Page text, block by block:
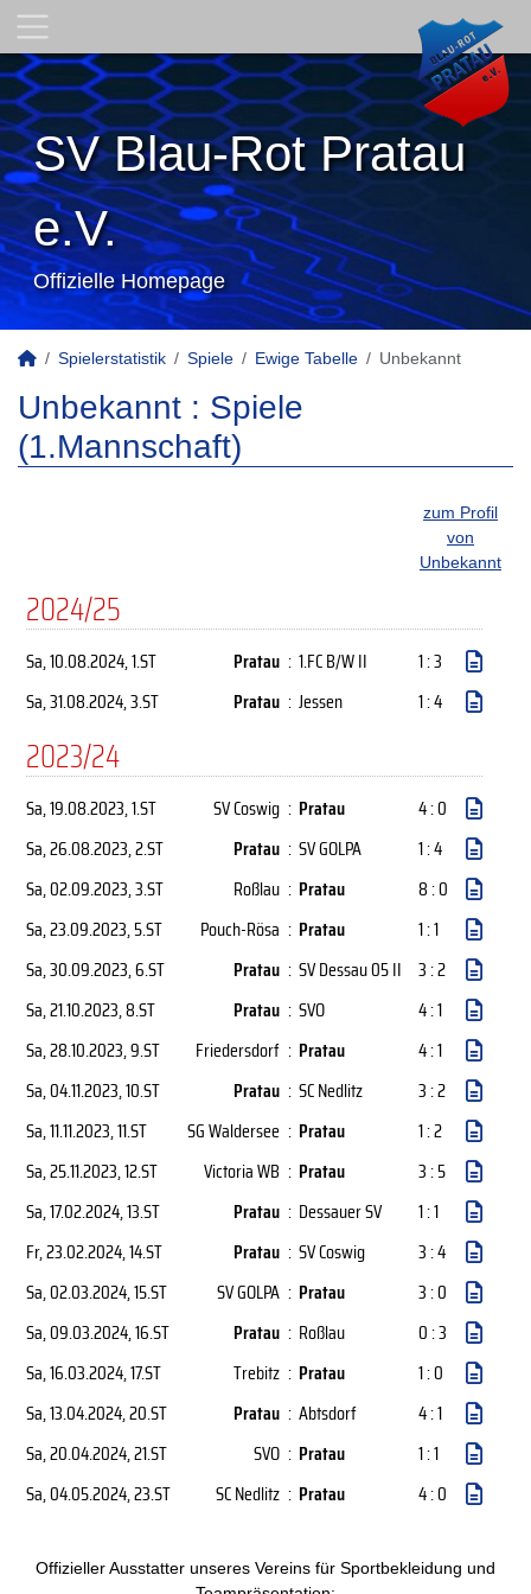
SV Blau-Rot Pratau
e.V.
Offizielle Homepage
Spielerstatistik Spiele Ewige Tabelle Unbekannt
Unbekannt : Spiele
(1.Mannschaft)
zum Profil
von
Unbekannt
2024/25
Sa, 10.08.2024, 1.ST Pratau : 1.FC B/W II
1 : 3
Sa, 31.08.2024, 3.ST Pratau : Jessen 1 : 4
2023/24
Sa, 19.08.2023, 1.ST SV Coswig : Pratau
4 : 0
Sa, 26.08.2023, 2.ST Pratau : SV GOLPA
1 : 4
Sa, 02.09.2023, 3.ST Roßlau : Pratau
8 : 0
Sa, 23.09.2023, 5.ST Pouch-Rösa : Pratau
1 : 1
Sa, 30.09.2023, 6.ST Pratau : SV Dessau 05 II 3 : 2
Sa, 21.10.2023, 8.ST Pratau : SVO
4 : 1
Sa, 28.10.2023, 9.ST Friedersdorf : Pratau
4 : 1
Sa, 04.11.2023, 10.ST Pratau : SC Nedlitz
3 : 2
Sa, 11.11.2023, 11.ST SG Waldersee : Pratau
1 : 2
Sa, 25.11.2023, 12.ST Victoria WB : Pratau
3 : 5
Sa, 17.02.2024, 13.ST Pratau : Dessauer SV
1 : 1
Fr, 23.02.2024, 14.ST Pratau : SV Coswig
3 : 4
Sa, 02.03.2024, 15.ST SV GOLPA : Pratau
3 : 0
Sa, 09.03.2024, 16.ST Pratau : Roßlau
0 : 3
Sa, 16.03.2024, 17.ST Trebitz : Pratau
1 : 0
Sa, 13.04.2024, 20.ST Pratau : Abtsdorf
4 : 1
Sa, 20.04.2024, 21.ST SVO : Pratau
1 : 1
Sa, 04.05.2024, 23.ST SC Nedlitz : Pratau 4 : 0
Offizieller Ausstatter unseres Vereins für Sportbekleidung und